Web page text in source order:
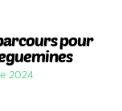
pour
2024